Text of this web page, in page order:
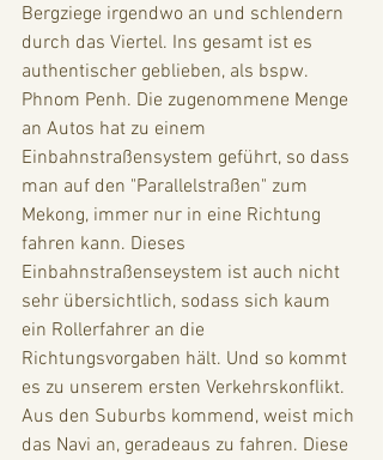
Bergziege irgendwo an und schlendern
durch das Viertel. Ins gesamt ist es
authentischer geblieben, als bspw.
Phnom Penh. Die zugenommene Menge
an Autos hat zu einem
Einbahnstraßensystem geführt, so dass
man auf den "Parallelstraßen" zum
Mekong, immer nur in eine Richtung
fahren kann. Dieses
Einbahnstraßenseystem ist auch nicht
sehr übersichtlich, sodass sich kaum
ein Rollerfahrer an die
Richtungsvorgaben hält. Und so kommt
es zu unserem ersten Verkehrskonflikt.
Aus den Suburbs kommend, weist mich
das Navi an, geradeaus zu fahren. Diese